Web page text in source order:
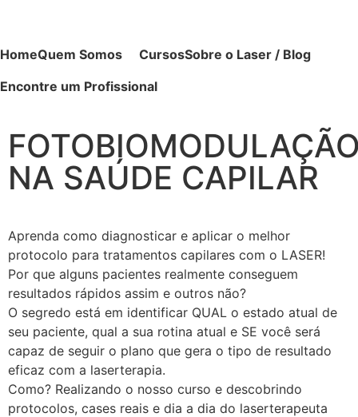
HomeQuem Somos CursosSobre o Laser / Blog
Encontre um Profissional
NA SAÚDE CAPILAR
Aprenda como diagnosticar e aplicar o melhor
protocolo para tratamentos capilares com o LASER!
Por que alguns pacientes realmente conseguem
resultados rápidos assim e outros não?
O segredo está em identificar QUAL o estado atual de
seu paciente, qual a sua rotina atual e SE você será
capaz de seguir o plano que gera o tipo de resultado
eficaz com a laserterapia.
Como? Realizando o nosso curso e descobrindo
protocolos, cases reais e dia a dia do laserterapeuta